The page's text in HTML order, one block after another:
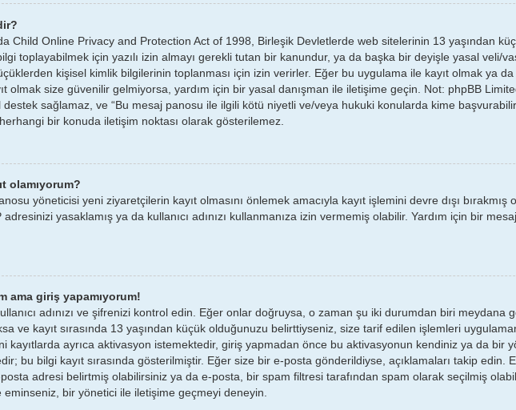
Child Online Privacy and Protection Act of 1998, Birleşik Devletlerde web sitelerinin 13 yaşından
toplayabilmek için yazılı izin almayı gerekli tutan bir kanundur, ya da başka bir deyişle yasal veli/
kişisel kimlik bilgilerinin toplanması için izin verirler. Eğer bu uygulama ile kayıt olmak ya
olmak size güvenilir gelmiyorsa, yardım için bir yasal danışman ile iletişime geçin. Not: phpBB
destek sağlamaz, ve “Bu mesaj panosu ile ilgili kötü niyetli ve/veya hukuki konularda kime
bir konuda iletişim noktası olarak gösterilemez.
olamıyorum?
yöneticisi yeni ziyaretçilerin kayıt olmasını önlemek amacıyla kayıt işlemini devre dışı bırakmış
yasaklamış ya da kullanıcı adınızı kullanmanıza izin vermemiş olabilir. Yardım için bir
ama giriş yapamıyorum!
adınızı ve şifrenizi kontrol edin. Eğer onlar doğruysa, o zaman şu iki durumdan biri meydana
ve kayıt sırasında 13 yaşından küçük olduğunuzu belirttiyseniz, size tarif edilen işlemleri
kayıtlarda ayrıca aktivasyon istemektedir, giriş yapmadan önce bu aktivasyonun kendiniz ya da bir
bu bilgi kayıt sırasında gösterilmiştir. Eğer size bir e-posta gönderildiyse, açıklamaları takip edin.
adresi belirtmiş olabilirsiniz ya da e-posta, bir spam filtresi tarafından spam olarak seçilmiş
eminseniz, bir yönetici ile iletişime geçmeyi deneyin.